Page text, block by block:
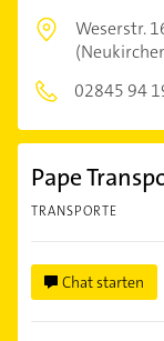
Weserstr.
02845 94
Pape
TRANSPORTE
Chat starten